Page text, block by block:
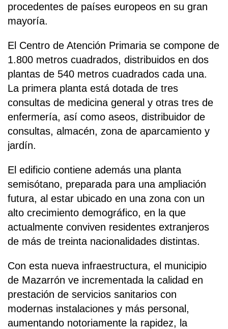
procedentes de países europeos en su gran
mayoría.
El Centro de Atención Primaria se compone de
1.800 metros cuadrados, distribuidos en dos
plantas de 540 metros cuadrados cada una.
La primera planta está dotada de tres
consultas de medicina general y otras tres de
enfermería, así como aseos, distribuidor de
consultas, almacén, zona de aparcamiento y
jardín.
El edificio contiene además una planta
semisótano, preparada para una ampliación
futura, al estar ubicado en una zona con un
alto crecimiento demográfico, en la que
actualmente conviven residentes extranjeros
de más de treinta nacionalidades distintas.
Con esta nueva infraestructura, el municipio
de Mazarrón ve incrementada la calidad en
prestación de servicios sanitarios con
modernas instalaciones y más personal,
aumentando notoriamente la rapidez, la